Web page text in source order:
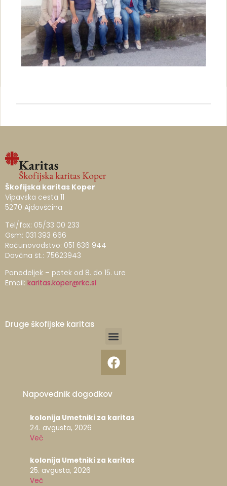
Škofijska karitas Koper
Vipavska cesta 11
5270 Ajdovščina
Tel/fax: 05/33 00 233
Gsm: 031 393 666
Računovodstvo: 051 636 944
Davčna št.: 75623943
Ponedeljek – petek od 8. do 15. ure
Email: karitas.koper@rkc.si
Druge škofijske karitas
Napovednik dogodkov
kolonija Umetniki za karitas
24. avgusta, 2026
Več
kolonija Umetniki za karitas
25. avgusta, 2026
Več